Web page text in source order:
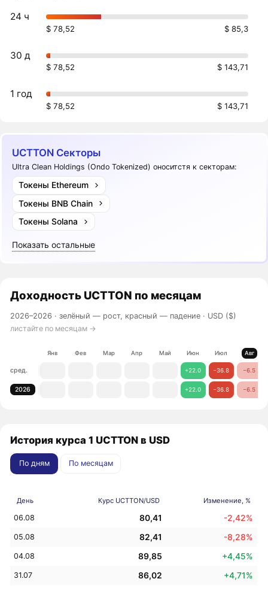
24 ч
$ 78,52 $ 85,3
30 д
$ 78,52 $ 143,71
1 год
$ 78,52 $ 143,71
UCTTON Секторы
Ultra Clean Holdings (Ondo Tokenized) оноситстя к секторам:
Токены Ethereum
Токены BNB Chain
Токены Solana
Показать остальные
Доходность UCTTON по месяцам
2026–2026 ·зелёный — рост, красный — падение · USD ($)
листайте по месяцам →
Янв Фев Мар Апр Май Июн Июл Авг
сред. +22.0 −36.8 −6.5
2026 +22.0 −36.8 −6.5
История курса 1 UCTTON в USD
По дням По месяцам
День Курс UCTTON/USD Изменение, %
06.08 80,41 -2,42%
05.08 82,41 -8,28%
04.08 89,85 +4,45%
31.07 86,02 +4,71%